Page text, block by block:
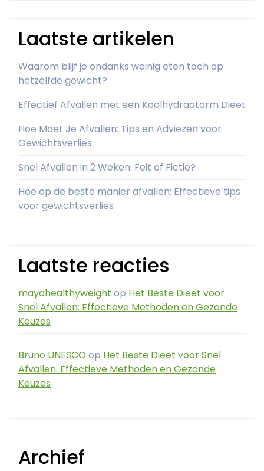
Laatste artikelen
Waarom blijf je ondanks weinig eten toch op
hetzelfde gewicht?
Effectief Afvallen met een Koolhydraatarm Dieet
Hoe Moet Je Afvallen: Tips en Adviezen voor
Gewichtsverlies
Snel Afvallen in 2 Weken: Feit of Fictie?
Hoe op de beste manier afvallen: Effectieve tips
voor gewichtsverlies
Laatste reacties
mayahealthyweight op Het Beste Dieet voor
Snel Afvallen: Effectieve Methoden en Gezonde
Keuzes
Bruno UNESCO op Het Beste Dieet voor Snel
Afvallen: Effectieve Methoden en Gezonde
Keuzes
Archief